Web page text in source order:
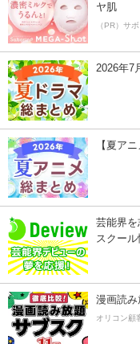
ヤ肌
（PR）サ
2026年7
【夏ア
芸能界を
スクー
漫画読み
オリコン顧